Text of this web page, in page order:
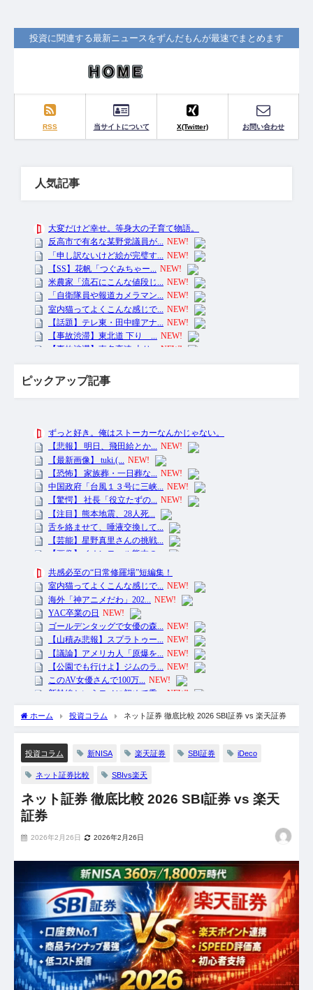
投資に関連する最新ニュースをずんだもんが最速でまとめます
RSS 当サイトについて X(Twitter) お問い合わせ
人気記事
ピックアップ記事
ホーム 投資コラム ネット証券 徹底比較 2026 SBI証券 vs 楽天証券
投資コラム 新NISA 楽天証券 SBI証券 iDeco
ネット証券比較 SBIvs楽天
ネット証券 徹底比較 2026 SBI証券 vs 楽天
証券
2026年2月26日 2026年2月26日